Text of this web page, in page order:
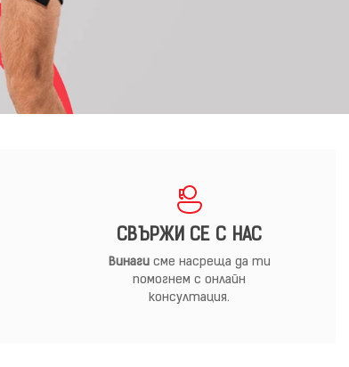
СВЪРЖИ СЕ С НАС
Винагисме насреща да ти
помогнем с онлайн
консултация.